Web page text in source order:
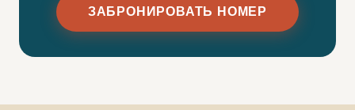
ЗАБРОНИРОВАТЬ НОМЕР